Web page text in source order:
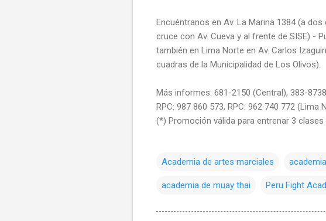
Encuéntranos en Av. La Marina 1384 (a dos
cruce con Av. Cueva y al frente de SISE) -
también en Lima Norte en Av. Carlos
cuadras de la Municipalidad de Los Olivos).
Más informes: 681-2150 (Central), 383-
RPC: 987 860 573, RPC: 962 740 772
(*) Promoción válida para entrenar 3
Academia de artes marciales
academia de muay thai Peru Fight